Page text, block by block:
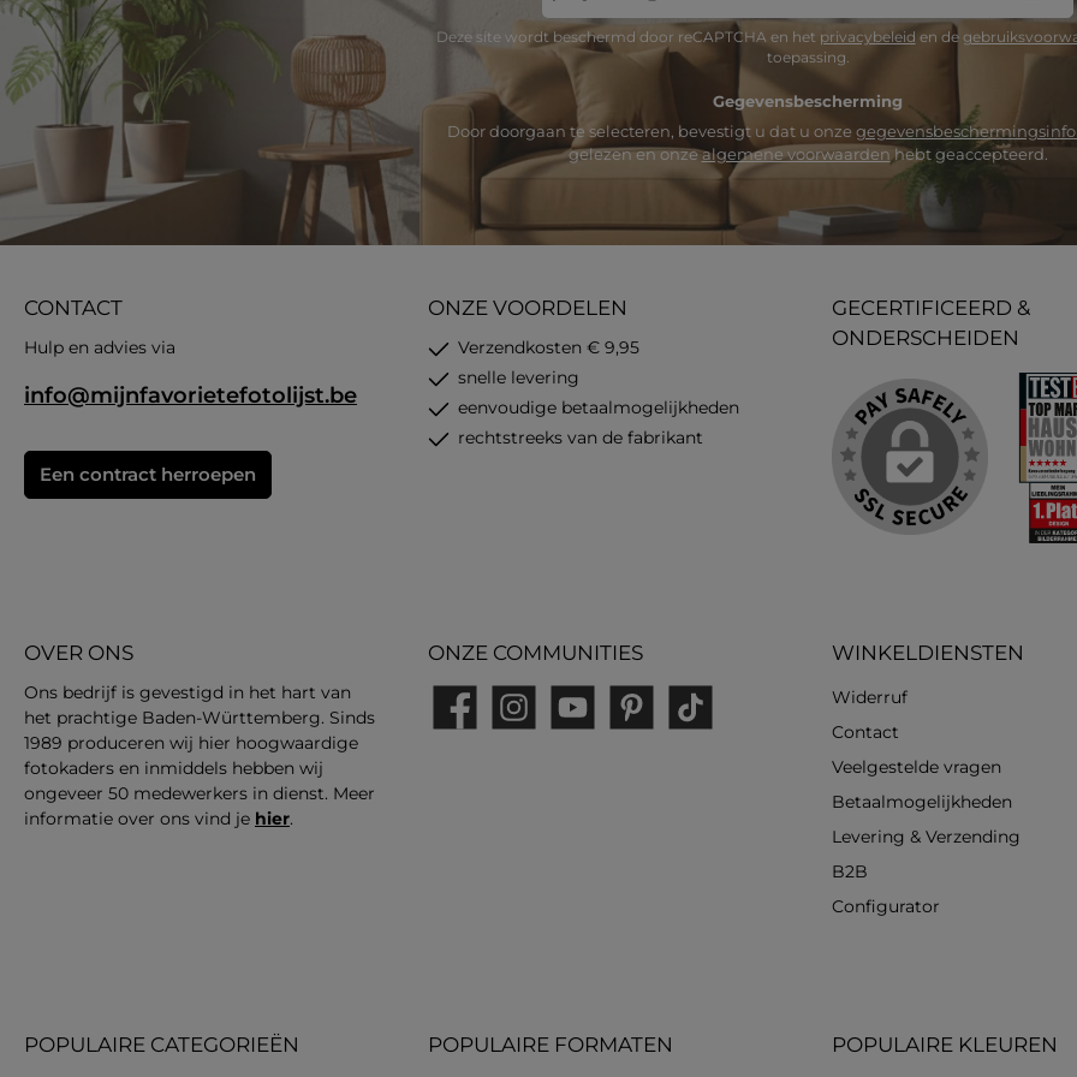
*
Deze site wordt beschermd door reCAPTCHA en het privacybeleid en de
toepassing.
Gegevensbescherming
Door doorgaan te selecteren, bevestigt u dat u onze
gelezen en onzealgemene voorwaardenhebt geaccepteerd.
CONTACT
Hulp en advies via
info@mijnfavorietefotolijst.be
Een contract herroepen
WINKELDIENSTEN
Widerruf
Contact
Veelgestelde vragen
Betaalmogelijkheden
Levering & Verzending
B2B
Configurator
POPULAIRE CATEGORIEËN POPULAIRE FORMATEN POPULAIRE KLEUREN
OVER ONS
Ons bedrijf is gevestigd in het hart van
het prachtige Baden-Württemberg. Sinds
1989 produceren wij hier hoogwaardige
fotokaders en inmiddels hebben wij
ongeveer 50 medewerkers in dienst. Meer
informatie over ons vind je hier.
GECERTIFICEERD &
ONDERSCHEIDEN
ONZE VOORDELEN
Verzendkosten € 9,95
snelle levering
eenvoudige betaalmogelijkheden
rechtstreeks van de fabrikant
ONZE COMMUNITIES
FacebookInstagramYouTube PinterestTikTok